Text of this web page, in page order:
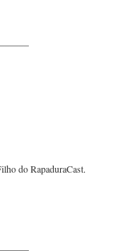
do RapaduraCast.